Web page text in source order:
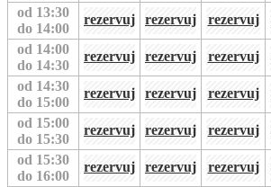
od 13:30
do 14:00
rezervuj rezervuj rezervuj
od 14:00
do 14:30
rezervuj rezervuj rezervuj
od 14:30
do 15:00
rezervuj rezervuj rezervuj
od 15:00
do 15:30
rezervuj rezervuj rezervuj
od 15:30
do 16:00
rezervuj rezervuj rezervuj